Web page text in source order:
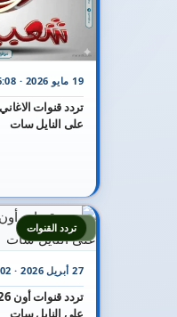
19 مايو 2026 · 16:08
على النايل سات
6
27 أبريل 2026 · 16:02
تردد القنوات